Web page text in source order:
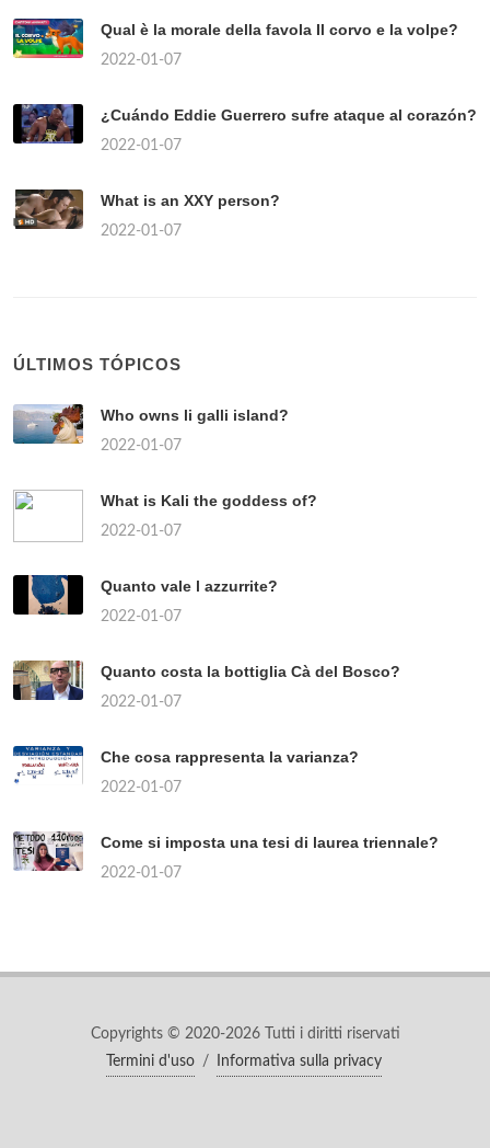
Qual è la morale della favola Il corvo e la volpe?
2022-01-07
¿Cuándo Eddie Guerrero sufre ataque al corazón?
2022-01-07
What is an XXY person?
2022-01-07
ÚLTIMOS TÓPICOS
Who owns li galli island?
2022-01-07
What is Kali the goddess of?
2022-01-07
Quanto vale l azzurrite?
2022-01-07
Quanto costa la bottiglia Cà del Bosco?
2022-01-07
Che cosa rappresenta la varianza?
2022-01-07
Come si imposta una tesi di laurea triennale?
2022-01-07
Copyrights © 2020-2026 Tutti i diritti riservati
Termini d'uso
/ Informativa sulla privacy